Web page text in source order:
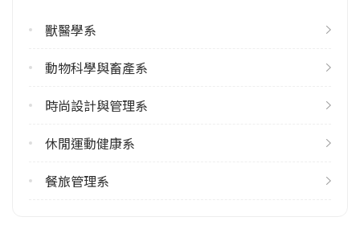
獸醫學系
動物科學與畜產系
時尚設計與管理系
休閒運動健康系
餐旅管理系